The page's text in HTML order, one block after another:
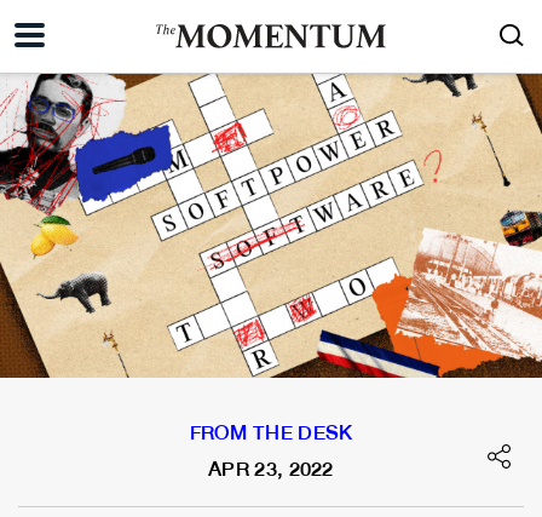
FROM THE DESK
APR 23, 2022